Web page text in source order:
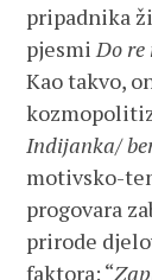
pripadnika
pjesmiDo re
Kao takvo,
Indijanka/
motivsko-
progovara
prirode
faktora: “